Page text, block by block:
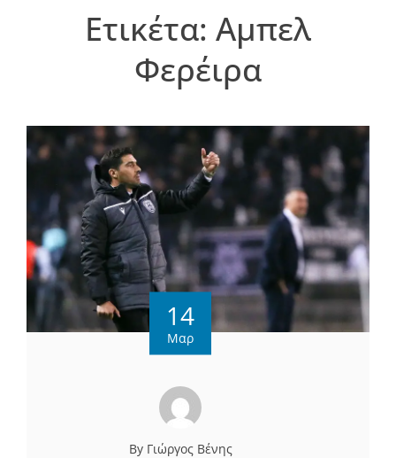
Ετικέτα: Αμπελ
Φερέιρα
14
Μαρ
By Γιώργος Βένης